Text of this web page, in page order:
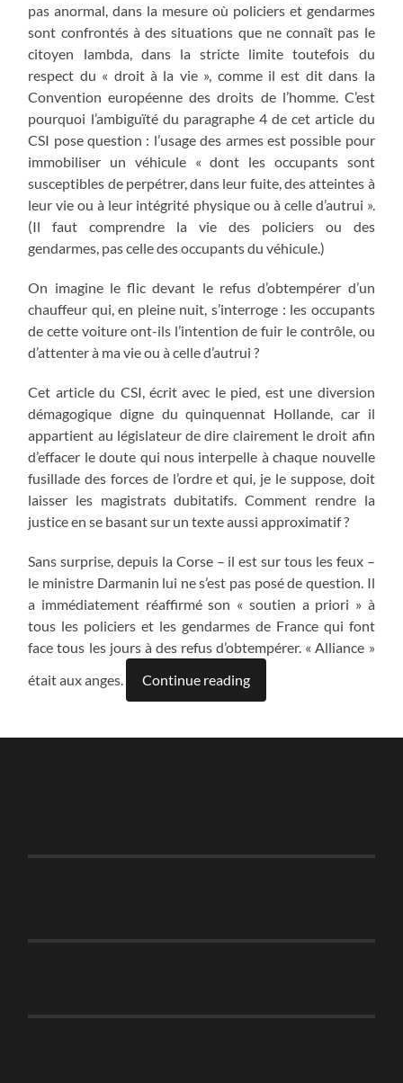
pas anormal, dans la mesure où policiers et gendarmes
sont confrontés à des situations que ne connaît pas le
citoyen lambda, dans la stricte limite toutefois du
respect du « droit à la vie », comme il est dit dans la
Convention européenne des droits de l’homme. C’est
pourquoi l’ambiguïté du paragraphe 4 de cet article du
CSI pose question : l’usage des armes est possible pour
immobiliser un véhicule « dont les occupants sont
susceptibles de perpétrer, dans leur fuite, des atteintes à
leur vie ou à leur intégrité physique ou à celle d’autrui ».
(Il faut comprendre la vie des policiers ou des
gendarmes, pas celle des occupants du véhicule.)
On imagine le flic devant le refus d’obtempérer d’un
chauffeur qui, en pleine nuit, s’interroge : les occupants
de cette voiture ont-ils l’intention de fuir le contrôle, ou
d’attenter à ma vie ou à celle d’autrui ?
Cet article du CSI, écrit avec le pied, est une diversion
démagogique digne du quinquennat Hollande, car il
appartient au législateur de dire clairement le droit afin
d’effacer le doute qui nous interpelle à chaque nouvelle
fusillade des forces de l’ordre et qui, je le suppose, doit
laisser les magistrats dubitatifs. Comment rendre la
justice en se basant sur un texte aussi approximatif ?
Sans surprise, depuis la Corse – il est sur tous les feux –
le ministre Darmanin lui ne s’est pas posé de question. Il
a immédiatement réaffirmé son « soutien a priori » à
tous les policiers et les gendarmes de France qui font
face tous les jours à des refus d’obtempérer. « Alliance »
était aux anges.
Continue reading